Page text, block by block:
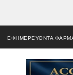
ΕΦΗΜΕΡΕΥΟΝΤΑ